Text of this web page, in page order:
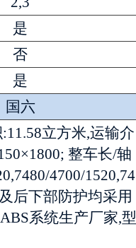
是
否
是
国六
立方米,运输介
整车长/轴
4700/1520,74
后下部防护均采用
系统生产厂家,型